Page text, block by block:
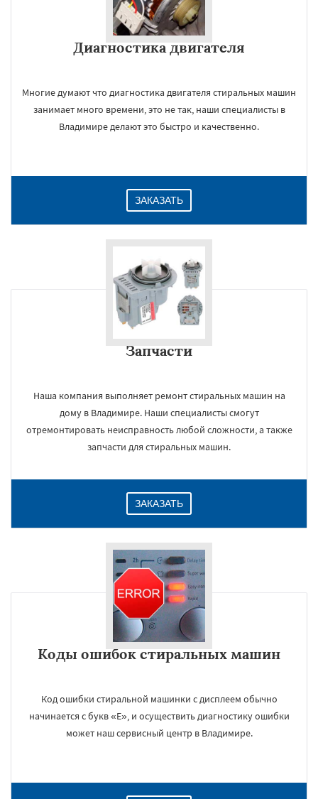
Диагностика двигателя
Многие думают что диагностика двигателя стиральных машин
занимает много времени, это не так, наши специалисты в
Владимире делают это быстро и качественно.
ЗАКАЗАТЬ
Запчасти
Наша компания выполняет ремонт стиральных машин на
дому в Владимире. Наши специалисты смогут
отремонтировать неисправность любой сложности, а также
запчасти для стиральных машин.
ЗАКАЗАТЬ
Коды ошибок стиральных машин
Код ошибки стиральной машинки с дисплеем обычно
начинается с букв «E», и осуществить диагностику ошибки
может наш сервисный центр в Владимире.